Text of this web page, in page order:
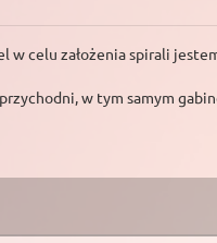
celu założenia spirali
w tym samym